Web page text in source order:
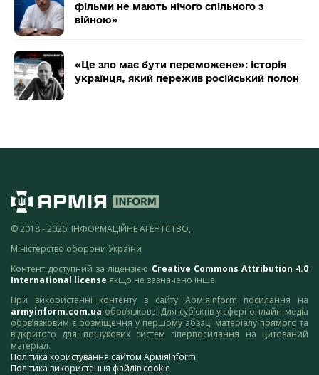
фільми не мають нічого спільного з
війною»
«Це зло має бути переможене»: історія
українця, який пережив російський полон
© 2018 - 2026, ІНФОРМАЦІЙНЕ АГЕНТСТВО,
Міністерство оборони України
Контент доступний за ліцензією Creative Commons Attribution 4.0
International license якщо не зазначено інше.
При використанні контенту з сайту АрміяInform посилання на
armyinform.com.ua обов’язкове. Для суб’єктів у сфері онлайн-медіа
обов’язковим є розміщення у першому абзаці матеріалу прямого та
відкритого для пошукових систем гіперпосилання на цитований
матеріал.
Політика користування сайтом АрміяInform
Політика використання файлів cookie